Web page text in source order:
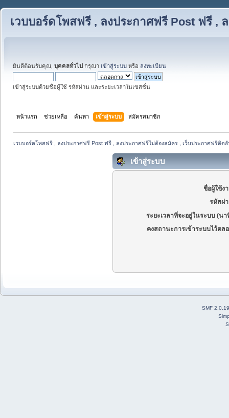
เวบบอร์ดโพสฟรี , ลงประกาศฟรี Post ฟรี ,
ยินดีต้อนรับคุณ, บุคคลทั่วไป กรุณา เข้าสู่ระบบ หรือ ลงทะเบียน
เข้าสู่ระบบด้วยชื่อผู้ใช้ รหัสผ่าน และระยะเวลาในเซสชั่น
หน้าแรก ช่วยเหลือ ค้นหา เข้าสู่ระบบ สมัครสมาชิก
เวบบอร์ดโพสฟรี , ลงประกาศฟรี Post ฟรี , ลงประกาศฟรีไม่ต้องสมัคร , เว็บประกาศฟรีติด
เข้าสู่ระบบ
ชื่อผู้ใช้ง
รหัสผ่
ระยะเวลาที่จะอยู่ในระบบ (นา
คงสถานะการเข้าระบบไว้ตล
SMF 2.0.19